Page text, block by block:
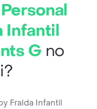
Personal
Infantil
G no
Fralda Infantil